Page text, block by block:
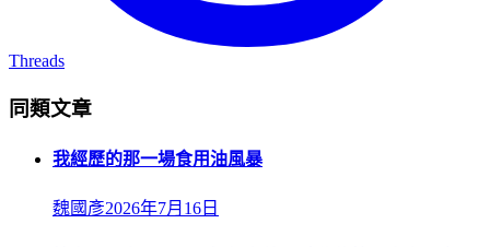
Threads
同類文章
我經歷的那一場食用油風暴
魏國彥2026年7月16日